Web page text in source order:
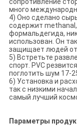
сопротивление
много
4) Оно сделано
содержит methanal,
формальдегида,
использован. Он
защищает людей от
5) Встретьте
спорт. PVC
поглотить шум 17-
6) Установка и
так с низкими
самый лучший
Параметры